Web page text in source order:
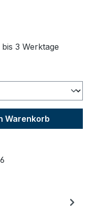
5 von 5 Sternen
3 Werktage
Warenkorb